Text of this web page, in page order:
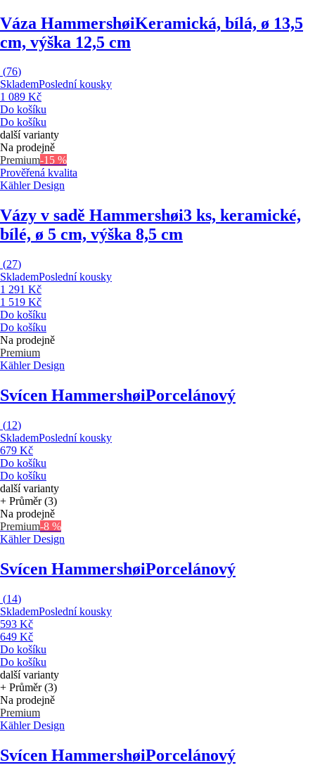
Váza HammershøiKeramická, bílá, ø 13,5
cm, výška 12,5 cm
(76)
SklademPoslední kousky
1 089 Kč
Do košíku
Do košíku
další varianty
Na prodejně
Premium-15 %
Prověřená kvalita
Kähler Design
Vázy v sadě Hammershøi3 ks, keramické,
bílé, ø 5 cm, výška 8,5 cm
(27)
SklademPoslední kousky
1 291 Kč
1 519 Kč
Do košíku
Do košíku
Na prodejně
Premium
Kähler Design
Svícen HammershøiPorcelánový
(12)
SklademPoslední kousky
679 Kč
Do košíku
Do košíku
další varianty
+ Průměr (3)
Na prodejně
Premium-8 %
Kähler Design
Svícen HammershøiPorcelánový
(14)
SklademPoslední kousky
593 Kč
649 Kč
Do košíku
Do košíku
další varianty
+ Průměr (3)
Na prodejně
Premium
Kähler Design
Svícen HammershøiPorcelánový